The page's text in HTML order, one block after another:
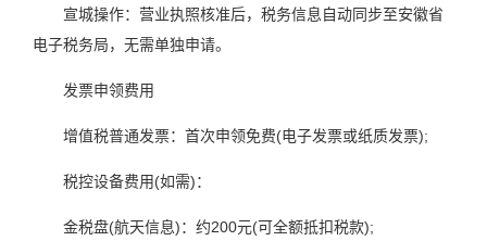
宣城操作：营业执照核准后，税务信息自动同步至安徽省
电子税务局，无需单独申请。
发票申领费用
增值税普通发票：首次申领免费(电子发票或纸质发票);
税控设备费用(如需)：
金税盘(航天信息)：约200元(可全额抵扣税款);